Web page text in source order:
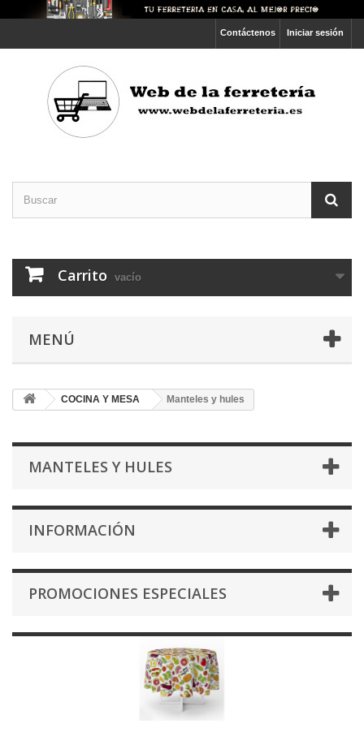
Iniciar sesión
Contáctenos
Carrito vacío
MENÚ
COCINA Y MESA Manteles y hules
MANTELES Y HULES
INFORMACIÓN
PROMOCIONES ESPECIALES